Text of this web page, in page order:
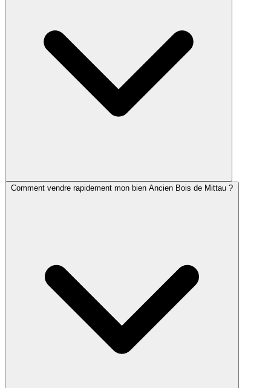
Comment vendre rapidement mon bien Ancien Bois de Mittau ?